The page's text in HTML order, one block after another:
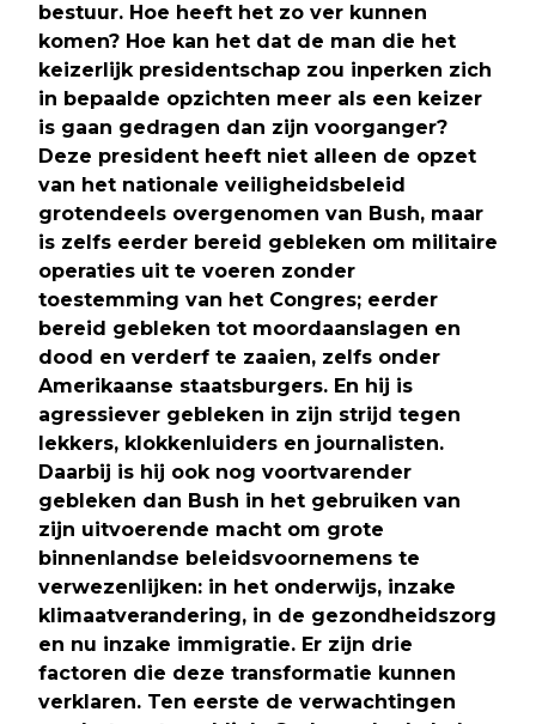
bestuur. Hoe heeft het zo ver kunnen
komen? Hoe kan het dat de man die het
keizerlijk presidentschap zou inperken zich
in bepaalde opzichten meer als een keizer
is gaan gedragen dan zijn voorganger?
Deze president heeft niet alleen de opzet
van het nationale veiligheidsbeleid
grotendeels overgenomen van Bush, maar
is zelfs eerder bereid gebleken om militaire
operaties uit te voeren zonder
toestemming van het Congres; eerder
bereid gebleken tot moordaanslagen en
dood en verderf te zaaien, zelfs onder
Amerikaanse staatsburgers. En hij is
agressiever gebleken in zijn strijd tegen
lekkers, klokkenluiders en journalisten.
Daarbij is hij ook nog voortvarender
gebleken dan Bush in het gebruiken van
zijn uitvoerende macht om grote
binnenlandse beleidsvoornemens te
verwezenlijken: in het onderwijs, inzake
klimaatverandering, in de gezondheidszorg
en nu inzake immigratie. Er zijn drie
factoren die deze transformatie kunnen
verklaren. Ten eerste de verwachtingen